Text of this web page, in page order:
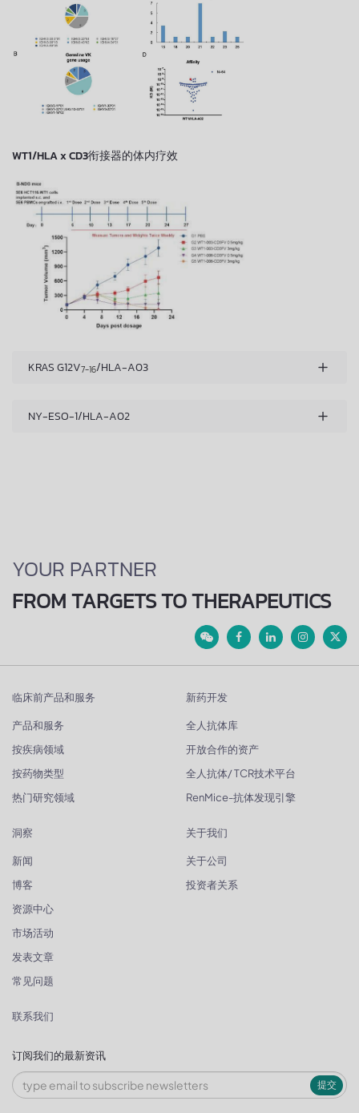
WT1/HLA x CD3衔接器的体内疗效
KRAS G12V7-16/HLA-A03
NY-ESO-1/HLA-A02
YOUR PARTNER
FROM TARGETS TO THERAPEUTICS
临床前产品和服务
产品和服务
按疾病领域
按药物类型
热门研究领域
新药开发
全人抗体库
开放合作的资产
全人抗体/ TCR技术平台
RenMice-抗体发现引擎
洞察
新闻
博客
资源中心
市场活动
发表文章
常见问题
关于我们
关于公司
投资者关系
联系我们
订阅我们的最新资讯
提交